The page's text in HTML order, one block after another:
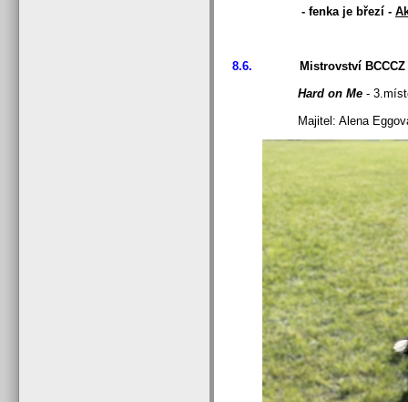
- fenka je březí -
8.6. Mistrovství BCCCZ
Hard on Me -
Majitel: Alena